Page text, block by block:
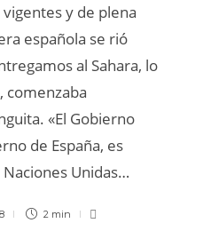
y de plena
española se rió
al Sahara, lo
comenzaba
«El Gobierno
de España, es
Unidas…
2 min